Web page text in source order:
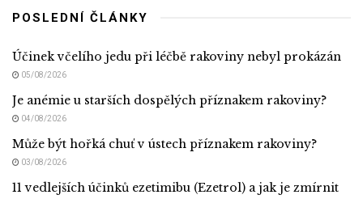
POSLEDNÍ ČLÁNKY
Účinek včelího jedu při léčbě rakoviny nebyl prokázán
05/08/2026
Je anémie u starších dospělých příznakem rakoviny?
04/08/2026
Může být hořká chuť v ústech příznakem rakoviny?
03/08/2026
11 vedlejších účinků ezetimibu (Ezetrol) a jak je zmírnit